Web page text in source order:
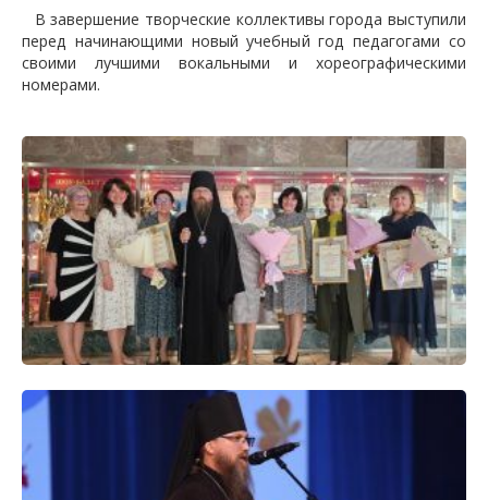
В завершение творческие коллективы города выступили
перед начинающими новый учебный год педагогами со
своими лучшими вокальными и хореографическими
номерами.